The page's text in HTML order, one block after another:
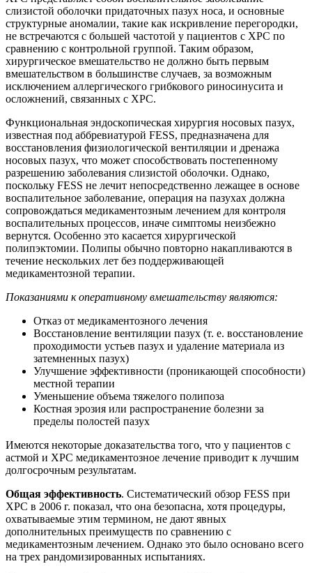
слизистой оболочки придаточных пазух носа, и основные
структурные аномалии, такие как искривление перегородки,
не встречаются с большей частотой у пациентов с ХРС по
сравнению с контрольной группой. Таким образом,
хирургическое вмешательство не должно быть первым
вмешательством в большинстве случаев, за возможным
исключением аллергического грибкового риносинусита и
осложнений, связанных с ХРС.
Функциональная эндоскопическая хирургия носовых пазух,
известная под аббревиатурой FESS, предназначена для
восстановления физиологической вентиляции и дренажа
носовых пазух, что может способствовать постепенному
разрешению заболевания слизистой оболочки. Однако,
поскольку FESS не лечит непосредственно лежащее в основе
воспалительное заболевание, операция на пазухах должна
сопровождаться медикаментозным лечением для контроля
воспалительных процессов, иначе симптомы неизбежно
вернутся. Особенно это касается хирургической
полипэктомии. Полипы обычно повторно накапливаются в
течение нескольких лет без поддерживающей
медикаментозной терапии.
Показаниями к оперативному вмешательству являются:
Отказ от медикаментозного лечения
Восстановление вентиляции пазух (т. е. восстановление
проходимости устьев пазух и удаление материала из
затемненных пазух)
Улучшение эффективности (проникающей способности)
местной терапии
Уменьшение объема тяжелого полипоза
Костная эрозия или распространение болезни за
пределы полостей пазух
Имеются некоторые доказательства того, что у пациентов с
астмой и ХРС медикаментозное лечение приводит к лучшим
долгосрочным результатам.
Общая эффективность. Систематический обзор FESS при
ХРС в 2006 г. показал, что она безопасна, хотя процедуры,
охватываемые этим термином, не дают явных
дополнительных преимуществ по сравнению с
медикаментозным лечением. Однако это было основано всего
на трех рандомизированных испытаниях.